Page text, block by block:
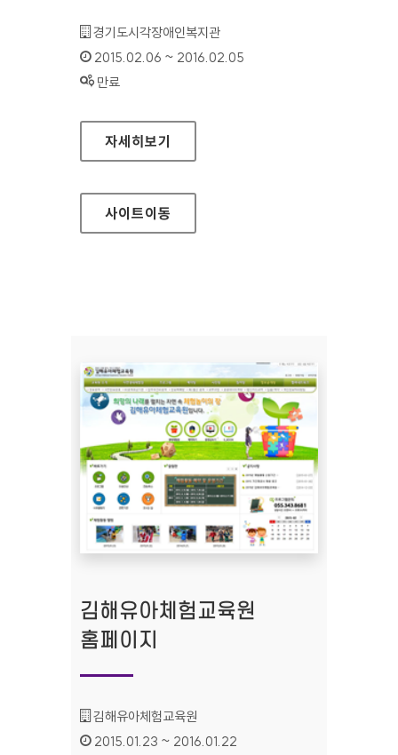
기관명 :
경기도시각장애인복지관
인증기간 :
2015.02.06 ~ 2016.02.05
상태 :
만료
경기도시각장애인복지관 홈페이지
자세히보기
사이트이동
김해유아체험교육원
홈페이지
기관명 :
김해유아체험교육원
인증기간 :
2015.01.23 ~ 2016.01.22